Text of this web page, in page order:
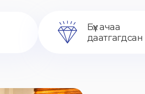
Бүх ачаа
даатгагдсан